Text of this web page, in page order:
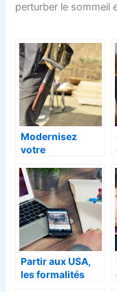
perturber le sommeil
Modernisez
votre
avec le
pulvérisateur
électrique
Partir aux USA,
les formalités